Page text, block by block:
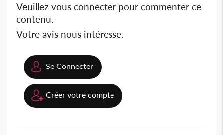
Veuillez vous connecter pour commenter ce
contenu.
Votre avis nous intéresse.
Se Connecter
Créer votre compte